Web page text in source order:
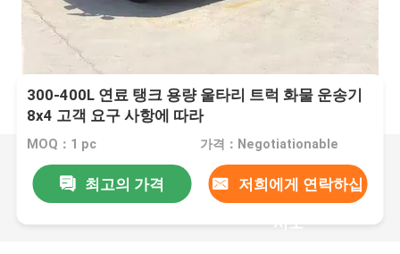
300-400L 연료 탱크 용량 울타리 트럭 화물 운송기
8x4 고객 요구 사항에 따라
MOQ：1 pc 가격：Negotiationable
최고의 가격 저희에게 연락하십
시오